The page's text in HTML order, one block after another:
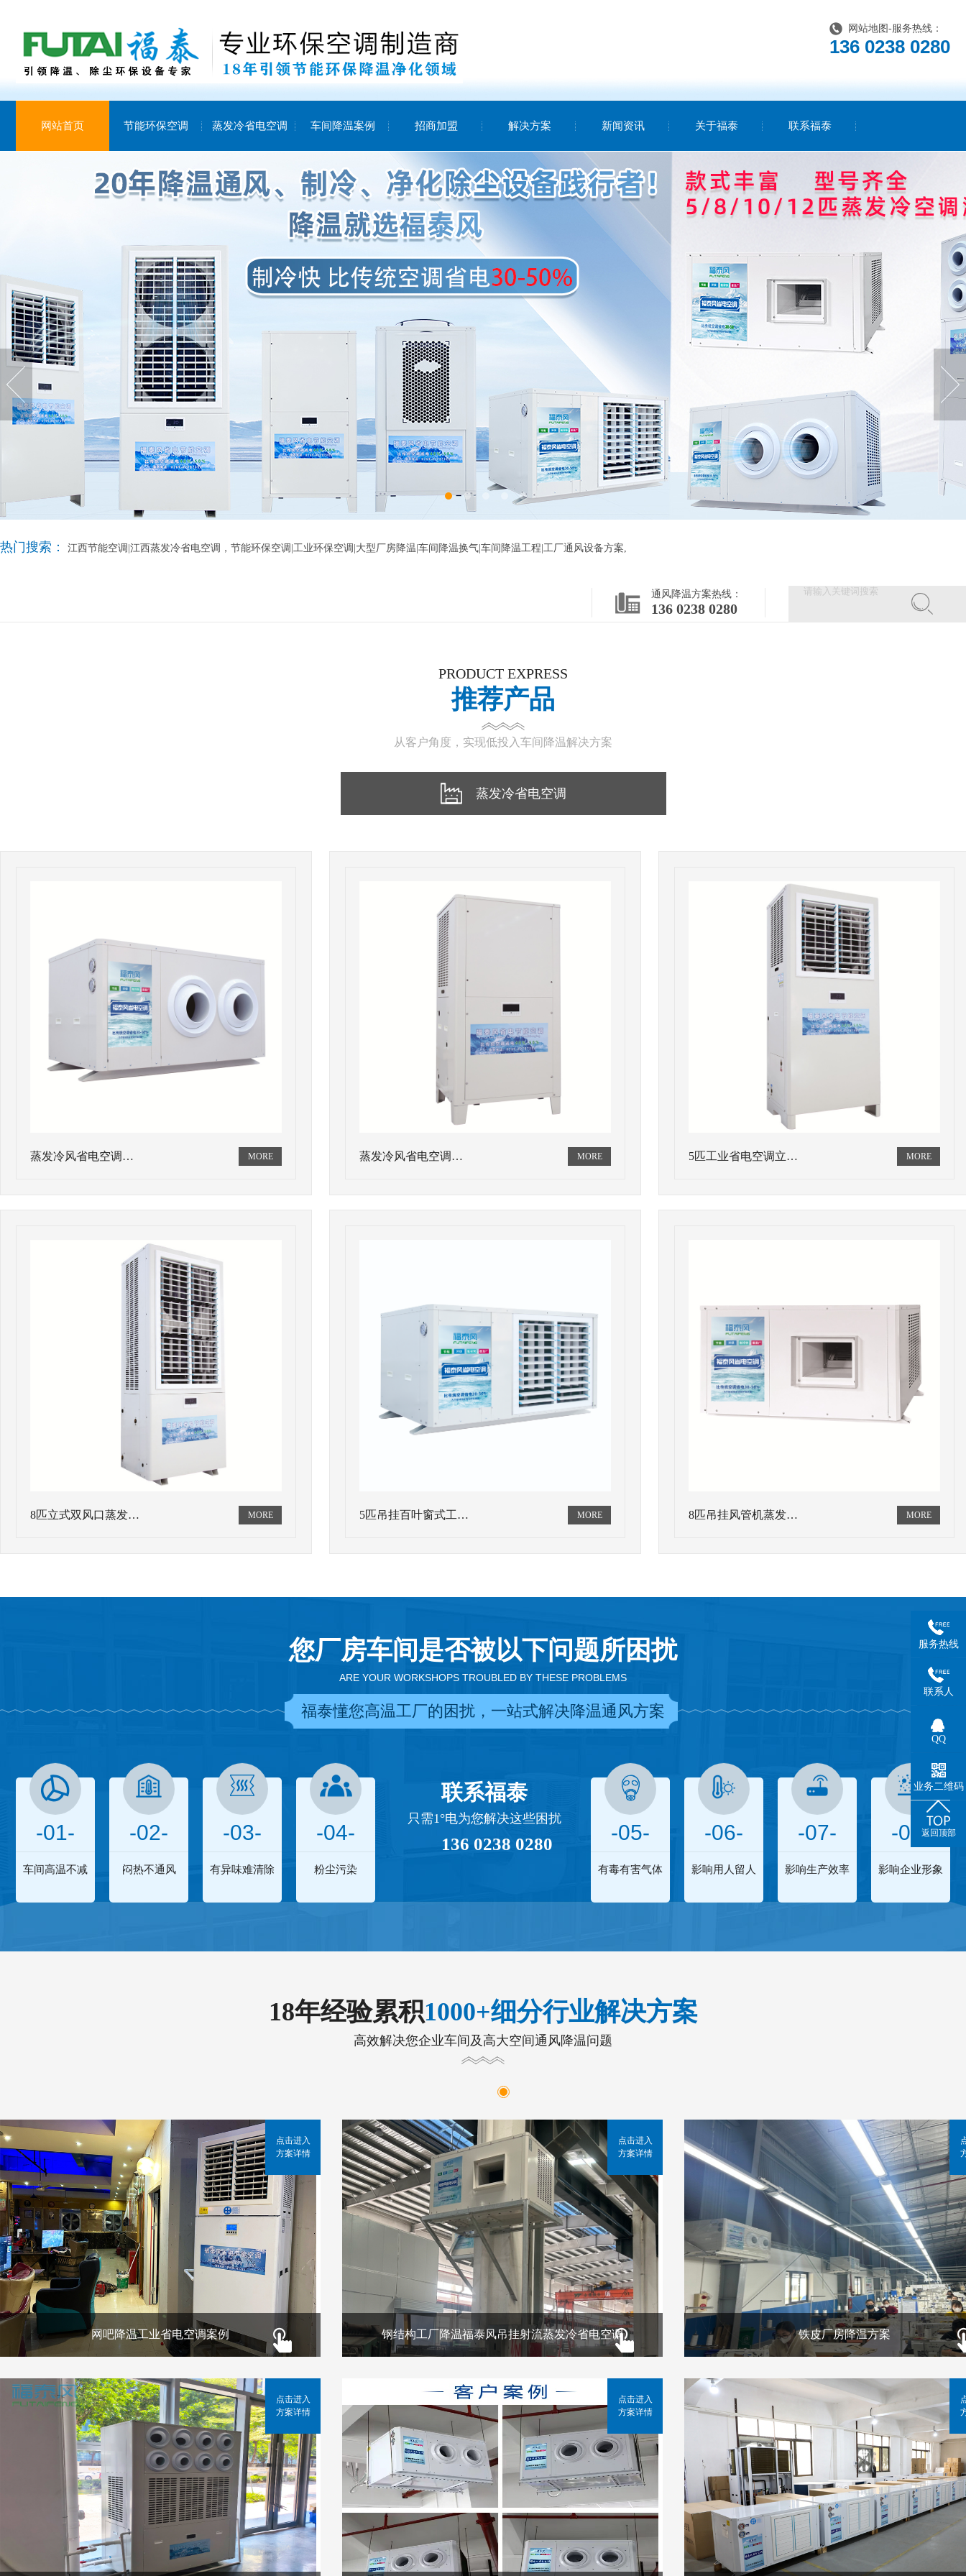
网站地图 -服务热线：
136 0238 0280
网站首页 节能环保空调 蒸发冷省电空调 车间降温案例 招商加盟 解决方案 新闻资讯 关于福泰 联系福泰
热门搜索： 江西节能空调|江西蒸发冷省电空调，节能环保空调|工业环保空调|大型厂房降温|车间降温换气|车间降温工程|工厂通风设备方案,
通风降温方案热线：
136 0238 0280
PRODUCT EXPRESS
推荐产品
从客户角度，实现低投入车间降温解决方案
蒸发冷省电空调
蒸发冷风省电空调… 蒸发冷风省电空调… 5匹工业省电空调立…
8匹立式双风口蒸发… 5匹吊挂百叶窗式工… 8匹吊挂风管机蒸发…
您厂房车间是否被以下问题所困扰
ARE YOUR WORKSHOPS TROUBLED BY THESE PROBLEMS
福泰懂您高温工厂的困扰，一站式解决降温通风方案
-01-
车间高温不减
-02-
闷热不通风
-03-
有异味难清除
-04-
粉尘污染
联系福泰
只需1°电为您解决这些困扰
136 0238 0280 -05-
有毒有害气体
-06-
影响用人留人
-07-
影响生产效率
-08-
影响企业形象
18年经验累积1000+细分行业解决方案
高效解决您企业车间及高大空间通风降温问题
网吧降温工业省电空调案例
点击进入
方案详情
钢结构工厂降温福泰风吊挂射流蒸发冷省电空调
点击进入
方案详情
铁皮厂房降温方案
点击进入
方案详情
点击进入
方案详情
服务热线
联系人
QQ
业务二维码
返回顶部